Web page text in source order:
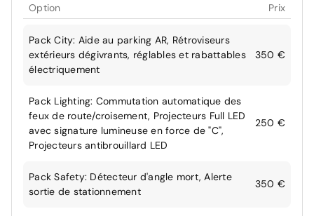
Option Prix
Pack City: Aide au parking AR, Rétroviseurs
extérieurs dégivrants, réglables et rabattables
électriquement
350 €
Pack Lighting: Commutation automatique des
feux de route/croisement, Projecteurs Full LED
avec signature lumineuse en force de "C",
Projecteurs antibrouillard LED
250 €
Pack Safety: Détecteur d'angle mort, Alerte
sortie de stationnement
350 €